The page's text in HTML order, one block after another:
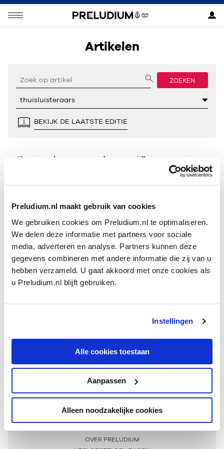
Preludium.nl maakt gebruik van cookies
We gebruiken cookies om Preludium.nl te optimaliseren.
We delen deze informatie met partners voor sociale
media, adverteren en analyse. Partners kunnen deze
gegevens combineren met andere informatie die zij van u
hebben verzameld. U gaat akkoord met onze cookies als
u Preludium.nl blijft gebruiken.
Instellingen
Alle cookies toestaan
Aanpassen
Alleen noodzakelijke cookies
Artikelen
ZOEKEN
BEKIJK DE LAATSTE EDITIE
Geen resultaten gevonden voor “”.
Meer informatie
OVER PRELUDIUM